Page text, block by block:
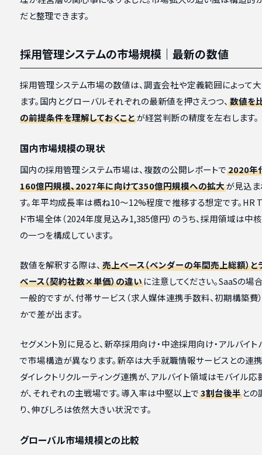
だと整理できます。
採用管理システムの市場規模｜最新の数値
採用管理システム市場の数値は、調査会社や定義範囲によって大
ます。国内とグローバルそれぞれの最新値を押さえつつ、 数値を
の前提条件を理解しておくことが経営判断の精度を左右します。
国内市場規模の現状
国内の採用管理システム市場は、複数の公開レポートで2020年
160億円規模、2027年に向けて350億円規模への拡大が見込
す。年平均成長率は概ね10〜12%程度で推移する想定です。HR
ド市場全体（2024年度見込み1,385億円）のうち、採用領域は中
の一つを構成しています。
数値を解釈する際は、 売上ベース（ベンダーの年間売上総額）と
ベース（契約社数×単価）の違いに注意してください。SaaSの場
一般的ですが、付帯サービス（求人媒体連携手数料、初期構築費
かで差が出ます。
セグメント別に見ると、新卒採用向け・中途採用向け・アルバイ
で市場構造が異なります。新卒は大手就職情報サービスとの連
ダイレクトリクルーティング連携が、アルバイト領域はモバイル
が、それぞれの主戦場です。導入率は中堅以上で3割台後半との
り、伸びしろは依然大きい状況です。
グローバル市場規模との比較